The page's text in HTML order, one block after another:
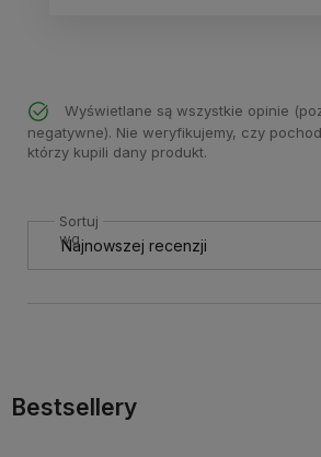
Wyświetlane są wszystkie opinie
negatywne). Nie weryfikujemy, czy
którzy kupili dany produkt.
Sortuj
wg
Bestsellery